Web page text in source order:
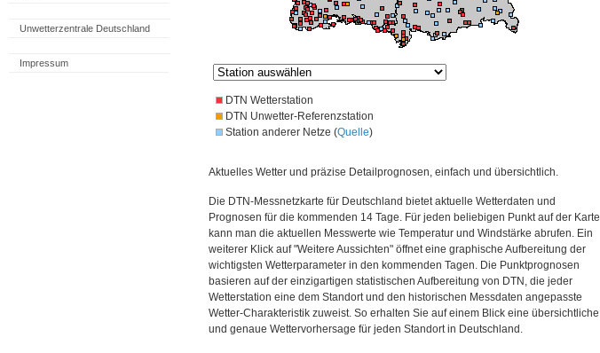
Unwetterzentrale Deutschland
Impressum
DTN Wetterstation
DTN Unwetter-Referenzstation
Station anderer Netze (Quelle)
Aktuelles Wetter und präzise Detailprognosen, einfach und übersichtlich.
Die DTN-Messnetzkarte für Deutschland bietet aktuelle Wetterdaten und
Prognosen für die kommenden 14 Tage. Für jeden beliebigen Punkt auf der Karte
kann man die aktuellen Messwerte wie Temperatur und Windstärke abrufen. Ein
weiterer Klick auf "Weitere Aussichten" öffnet eine graphische Aufbereitung der
wichtigsten Wetterparameter in den kommenden Tagen. Die Punktprognosen
basieren auf der einzigartigen statistischen Aufbereitung von DTN, die jeder
Wetterstation eine dem Standort und den historischen Messdaten angepasste
Wetter-Charakteristik zuweist. So erhalten Sie auf einem Blick eine übersichtliche
und genaue Wettervorhersage für jeden Standort in Deutschland.